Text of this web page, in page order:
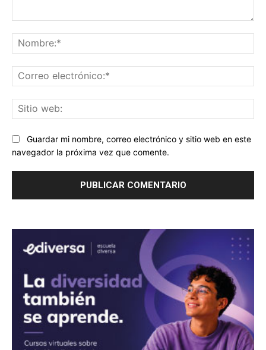
Guardar mi nombre, correo electrónico y sitio web en este
navegador la próxima vez que comente.